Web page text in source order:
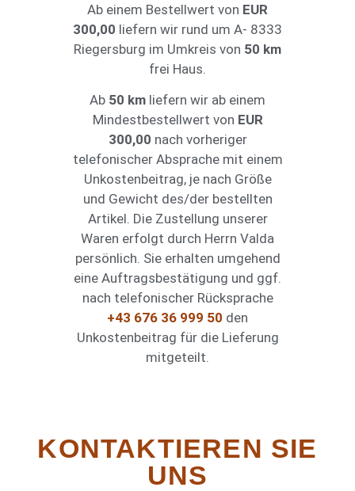
Ab einem Bestellwert von EUR
300,00 liefern wir rund um A- 8333
Riegersburg im Umkreis von 50 km
frei Haus.
Ab 50 km liefern wir ab einem
Mindestbestellwert von EUR
300,00 nach vorheriger
telefonischer Absprache mit einem
Unkostenbeitrag, je nach Größe
und Gewicht des/der bestellten
Artikel. Die Zustellung unserer
Waren erfolgt durch Herrn Valda
persönlich. Sie erhalten umgehend
eine Auftragsbestätigung und ggf.
nach telefonischer Rücksprache
+43 676 36 999 50 den
Unkostenbeitrag für die Lieferung
mitgeteilt.
KONTAKTIEREN­ SIE
UNS